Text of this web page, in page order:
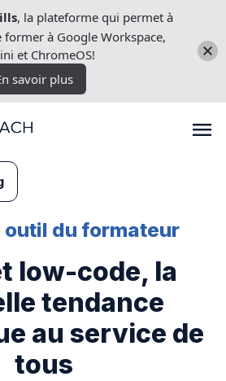
outil du formateur
low-code, la
tendance
au service de
tous
, la plateforme qui permet à
former à Google Workspace,
et ChromeOS!
savoir plus